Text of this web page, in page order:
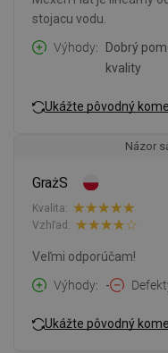
stojacu vodu.
Výhody
Dobrý
kvality
Ukážte pôvodný
Názor
GrażS
Kvalita:
Vzhľad:
Veľmi odporúčam!
Výhody
-
Ukážte pôvodný